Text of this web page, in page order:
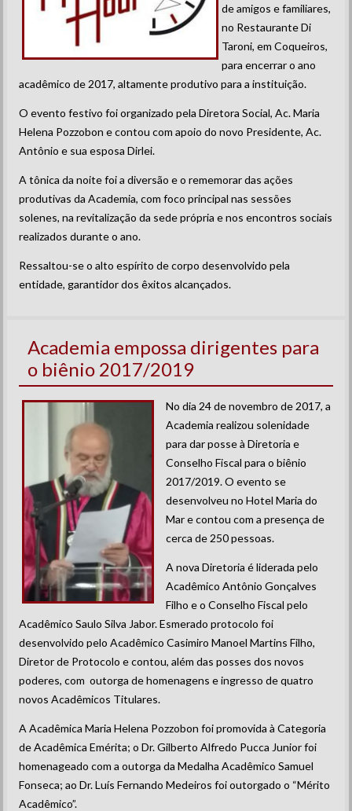
de amigos e familiares,
no Restaurante Di
Taroni, em Coqueiros,
para encerrar o ano
acadêmico de 2017, altamente produtivo para a instituição.
O evento festivo foi organizado pela Diretora Social, Ac. Maria
Helena Pozzobon e contou com apoio do novo Presidente, Ac.
Antônio e sua esposa Dirlei.
A tônica da noite foi a diversão e o rememorar das ações
produtivas da Academia, com foco principal nas sessões
solenes, na revitalização da sede própria e nos encontros sociais
realizados durante o ano.
Ressaltou-se o alto espírito de corpo desenvolvido pela
entidade, garantidor dos êxitos alcançados.
Academia empossa dirigentes para
o biênio 2017/2019
No dia 24 de novembro de 2017, a
Academia realizou solenidade
para dar posse à Diretoria e
Conselho Fiscal para o biênio
2017/2019. O evento se
desenvolveu no Hotel Maria do
Mar e contou com a presença de
cerca de 250 pessoas.
A nova Diretoria é liderada pelo
Acadêmico Antônio Gonçalves
Filho e o Conselho Fiscal pelo
Acadêmico Saulo Silva Jabor. Esmerado protocolo foi
desenvolvido pelo Acadêmico Casimiro Manoel Martins Filho,
Diretor de Protocolo e contou, além das posses dos novos
poderes, com outorga de homenagens e ingresso de quatro
novos Acadêmicos Titulares.
A Acadêmica Maria Helena Pozzobon foi promovida à Categoria
de Acadêmica Emérita; o Dr. Gilberto Alfredo Pucca Junior foi
homenageado com a outorga da Medalha Acadêmico Samuel
Fonseca; ao Dr. Luís Fernando Medeiros foi outorgado o “Mérito
Acadêmico”.